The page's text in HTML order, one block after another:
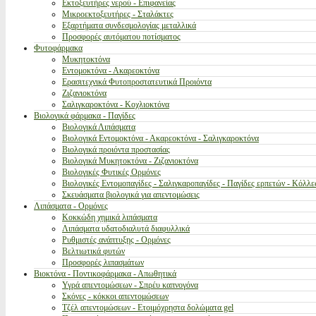
Εκτοξευτήρες νερού - Επιφανείας
Μικροεκτοξευτήρες - Σταλάκτες
Εξαρτήματα συνδεσμολογίας μεταλλικά
Προσφορές αυτόματου ποτίσματος
Φυτοφάρμακα
Μυκητοκτόνα
Εντομοκτόνα - Ακαρεοκτόνα
Ερασιτεχνικά Φυτοπροστατευτικά Προιόντα
Ζιζανιοκτόνα
Σαλιγκαροκτόνα - Κοχλιοκτόνα
Βιολογικά φάρμακα - Παγίδες
Βιολογικά Λιπάσματα
Βιολογικά Εντομοκτόνα - Ακαρεοκτόνα - Σαλιγκαροκτόνα
Βιολογικά προιόντα προστασίας
Βιολογικά Μυκητοκτόνα - Ζιζανιοκτόνα
Βιολογικές Φυτικές Ορμόνες
Βιολογικές Εντομοπαγίδες - Σαλιγκαροπαγίδες - Παγίδες ερπετών -
Σκευάσματα βιολογικά για απεντομώσεις
Λιπάσματα - Ορμόνες
Κοκκώδη χημικά λιπάσματα
Λιπάσματα υδατοδιαλυτά διαφυλλικά
Ρυθμιστές ανάπτυξης - Ορμόνες
Βελτιωτικά φυτών
Προσφορές λιπασμάτων
Βιοκτόνα - Ποντικοφάρμακα - Απωθητικά
Υγρά απεντομώσεων - Σπρέυ καπνογόνα
Σκόνες - κόκκοι απεντομώσεων
Τζέλ απεντομώσεων - Ετοιμόχρηστα δολώματα gel